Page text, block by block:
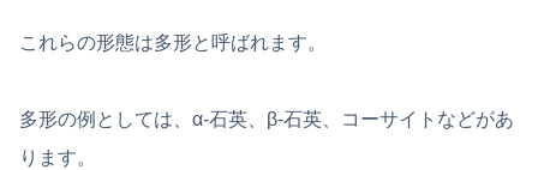
これらの形態は多形と呼ばれます。
多形の例としては、α-石英、β-石英、コーサイトなどがあ
ります。